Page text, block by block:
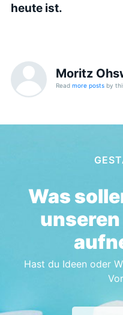
heute ist.
Moritz
Read more postsby
Was
Hast du Ideen oder